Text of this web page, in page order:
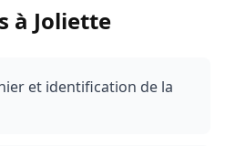
à Joliette
et identification de la